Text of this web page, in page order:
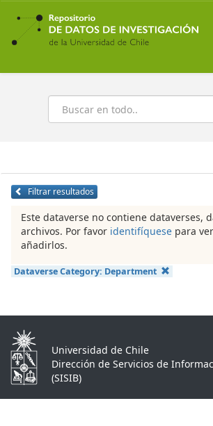
Ir
contenido
principal
Buscar
Filtrar resultados
Este dataverse no contiene dataverses,
archivos. Por favor identifíquese para
añadirlos.
Dataverse Category: Department
Universidad de Chile
Dirección de Servicios de
(SISIB)